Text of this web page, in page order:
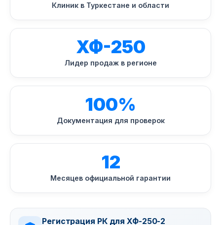
Клиник в Туркестане и области
ХФ-250
Лидер продаж в регионе
100%
Документация для проверок
12
Месяцев официальной гарантии
Регистрация РК для ХФ-250-2